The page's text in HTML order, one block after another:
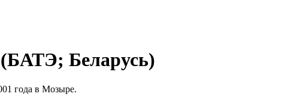
Беларусь)
года в Мозыре.